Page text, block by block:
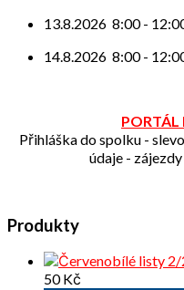
13.8.2026 8:00-
14.8.2026 8:00-
PORTÁL
Přihláška do spolku -
údaje -
Produkty
50Kč